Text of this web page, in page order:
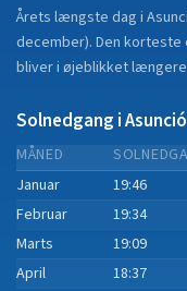
Årets længste dag i
december). Den korteste
bliver i øjeblikketlængere
Solnedgang i
MÅNED
Januar
19:46
Februar
19:34
Marts
19:09
April
18:37